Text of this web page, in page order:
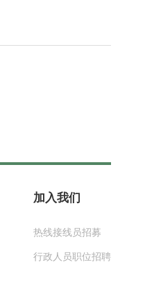
加入我们
热线接线员招募
行政人员职位招聘